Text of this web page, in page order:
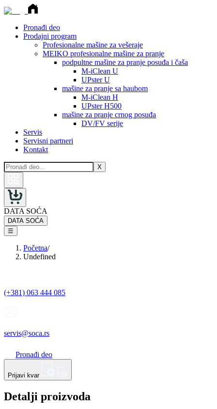
Pronađi deo
Prodajni program
Profesionalne mašine za vešeraje
MEIKO profesionalne mašine za pranje
podpultne mašine za pranje posuđa i čaša
M-iClean U
UPster U
mašine za pranje sa haubom
M-iClean H
UPster H500
mašine za pranje crnog posuđa
DV/FV serije
Servis
Servisni partneri
Kontakt
X
DATA SOĆA
DATA SOĆA
☰
Početna/
Undefined
(+381) 063 444 085
servis@soca.rs
Pronađi deo
Prijavi kvar
Detalji proizvoda